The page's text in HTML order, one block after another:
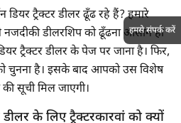
ट्रैक्टर डीलर ढूँढ रहे हैं? हमारे
डीलरशिप को ढूँढना आसान हो
ट्रैक्टर डीलर के पेज पर जाना है। फिर,
चुनना है। इसके बाद आपको उस विशेष
सूची मिल जाएगी।
के लिए ट्रैक्टरकारवां को क्यों
हमसे संपर्क करें